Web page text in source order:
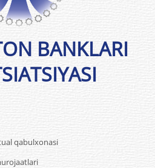
qabulxonasi
BANKLARI